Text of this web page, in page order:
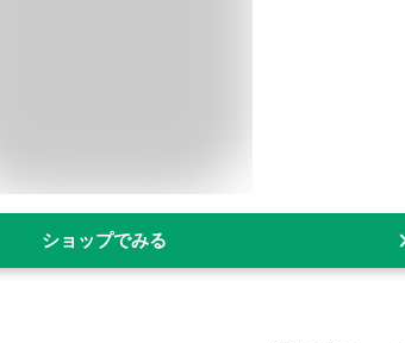
ショップでみる